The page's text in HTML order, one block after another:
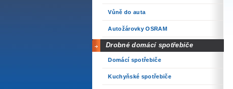
Vůně do auta
Autožárovky OSRAM
Drobné domácí spotřebiče
Domácí spotřebiče
Kuchyňské spotřebiče